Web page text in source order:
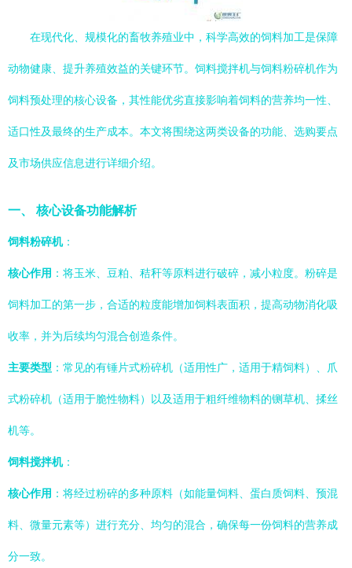
在现代化、规模化的畜牧养殖业中，科学高效的饲料加工是保障
动物健康、提升养殖效益的关键环节。饲料搅拌机与饲料粉碎机作为
饲料预处理的核心设备，其性能优劣直接影响着饲料的营养均一性、
适口性及最终的生产成本。本文将围绕这两类设备的功能、选购要点
及市场供应信息进行详细介绍。
一、 核心设备功能解析
饲料粉碎机：
核心作用 ：将玉米、豆粕、秸秆等原料进行破碎，减小粒度。粉碎是
饲料加工的第一步，合适的粒度能增加饲料表面积，提高动物消化吸
收率，并为后续均匀混合创造条件。
主要类型 ：常见的有锤片式粉碎机（适用性广，适用于精饲料）、爪
式粉碎机（适用于脆性物料）以及适用于粗纤维物料的铡草机、揉丝
机等。
饲料搅拌机：
核心作用 ：将经过粉碎的多种原料（如能量饲料、蛋白质饲料、预混
料、微量元素等）进行充分、均匀的混合，确保每一份饲料的营养成
分一致。